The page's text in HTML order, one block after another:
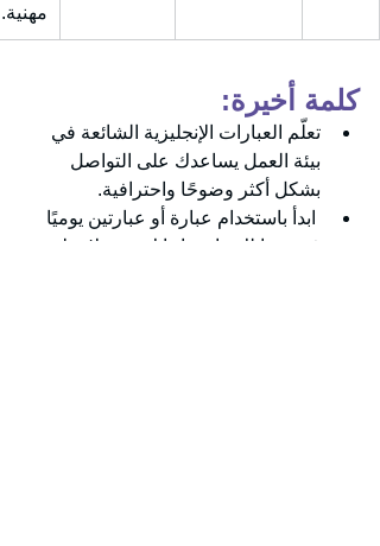
مهنية.
كلمة أخيرة:
تعلّم العبارات الإنجليزية الشائعة في
بيئة العمل يساعدك على التواصل
بشكل أكثر وضوحًا واحترافية.
ابدأ باستخدام عبارة أو عبارتين يوميًا
في رسائلك واجتماعاتك، وستلاحظ